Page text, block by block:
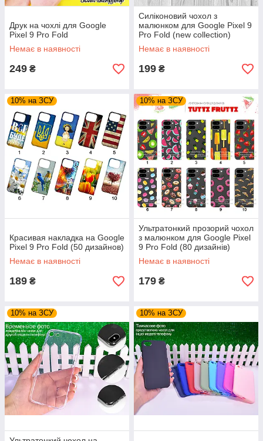
Друк на чохлі для Google
Pixel 9 Pro Fold
Немає в наявності
249 ₴
Силіконовий чохол з
малюнком для Google Pixel 9
Pro Fold (new collection)
Немає в наявності
199 ₴
10% на ЗСУ
Красивая накладка на Google
Pixel 9 Pro Fold (50 дизайнов)
Немає в наявності
189 ₴
10% на ЗСУ
Ультратонкий прозорий чохол
з малюнком для Google Pixel
9 Pro Fold (80 дизайнів)
Немає в наявності
179 ₴
10% на ЗСУ 10% на ЗСУ